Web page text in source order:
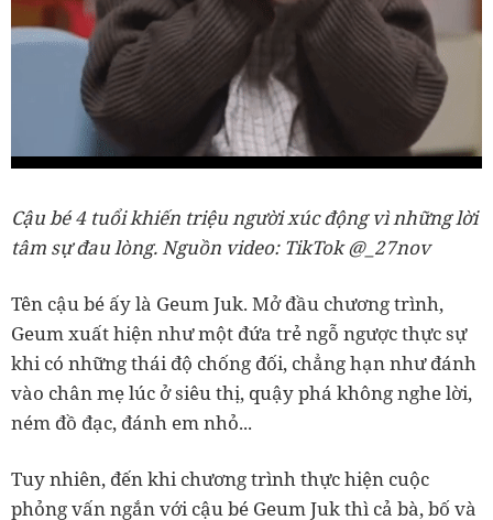
Cậu bé 4 tuổi khiến triệu người xúc động vì những lời
tâm sự đau lòng. Nguồn video: TikTok @_27nov
Tên cậu bé ấy là Geum Juk. Mở đầu chương trình,
Geum xuất hiện như một đứa trẻ ngỗ ngược thực sự
khi có những thái độ chống đối, chẳng hạn như đánh
vào chân mẹ lúc ở siêu thị, quậy phá không nghe lời,
ném đồ đạc, đánh em nhỏ...
Tuy nhiên, đến khi chương trình thực hiện cuộc
phỏng vấn ngắn với cậu bé Geum Juk thì cả bà, bố và